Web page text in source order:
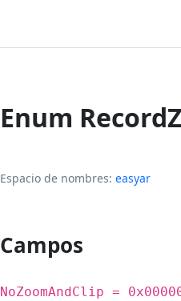
Enum
Espacio de nombres easyar
Campos
NoZoomAndClip =